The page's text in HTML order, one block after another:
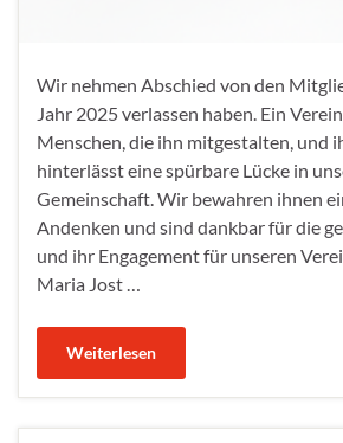
Wir nehmen Abschied von den
Jahr 2025 verlassen haben. Ein
Menschen, die ihn mitgestalten, und
hinterlässt eine spürbare Lücke in
Gemeinschaft. Wir bewahren ihnen
Andenken und sind dankbar für die
und ihr Engagement für unseren
Maria Jost …
Weiterlesen